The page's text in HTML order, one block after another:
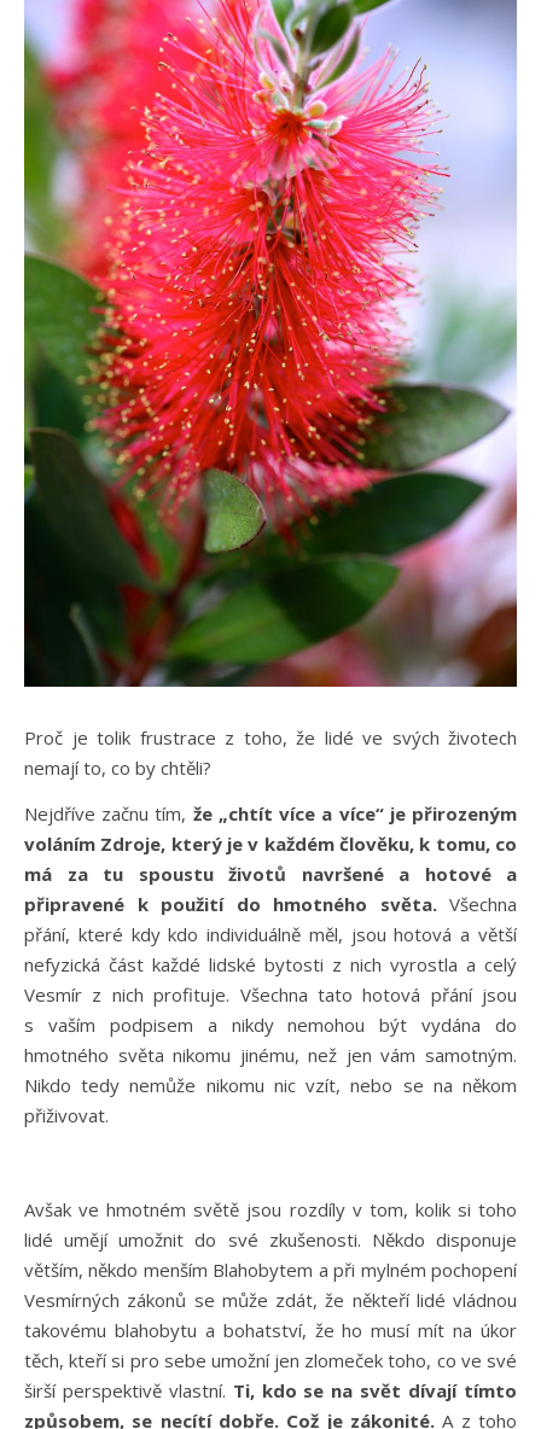
Proč je tolik frustrace z toho, že lidé ve svých životech
nemají to, co by chtěli?
Nejdříve začnu tím, že „chtít více a více“ je přirozeným
voláním Zdroje, který je v každém člověku, k tomu, co
má za tu spoustu životů navršené a hotové a
připravené k použití do hmotného světa.Všechna
přání, které kdy kdo individuálně měl, jsou hotová a větší
nefyzická část každé lidské bytosti z nich vyrostla a celý
Vesmír z nich profituje. Všechna tato hotová přání jsou
s vaším podpisem a nikdy nemohou být vydána do
hmotného světa nikomu jinému, než jen vám samotným.
Nikdo tedy nemůže nikomu nic vzít, nebo se na někom
přiživovat.
Avšak ve hmotném světě jsou rozdíly v tom, kolik si toho
lidé umějí umožnit do své zkušenosti. Někdo disponuje
větším, někdo menším Blahobytem a při mylném pochopení
Vesmírných zákonů se může zdát, že někteří lidé vládnou
takovému blahobytu a bohatství, že ho musí mít na úkor
těch, kteří si pro sebe umožní jen zlomeček toho, co ve své
širší perspektivě vlastní. Ti, kdo se na svět dívají tímto
způsobem, se necítí dobře. Což je zákonité.A z toho